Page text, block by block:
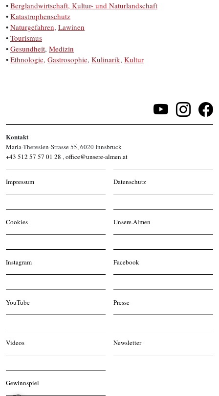
• Berglandwirtschaft, Kultur- und Naturlandschaft
• Katastrophenschutz
• Naturgefahren, Lawinen
• Tourismus
• Gesundheit, Medizin
• Ethnologie, Gastrosophie, Kulinarik, Kultur
Kontakt
Maria-Theresien-Strasse 55, 6020 Innsbruck
+43 512 57 57 01 28 ,office@unsere-almen.at
Impressum Datenschutz
Cookies Unsere.Almen
Instagram Facebook
YouTube Presse
Videos Newsletter
Gewinnspiel